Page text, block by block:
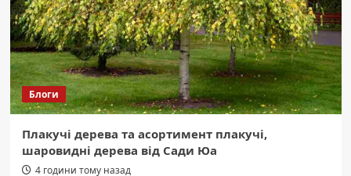
Блоги
Плакучі дерева та асортимент плакучі,
шаровидні дерева від Сади Юа
4 години тому назад